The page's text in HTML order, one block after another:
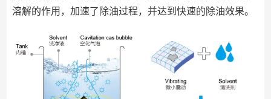
溶解的作用，加速了除油过程，并达到快速的除油效果。